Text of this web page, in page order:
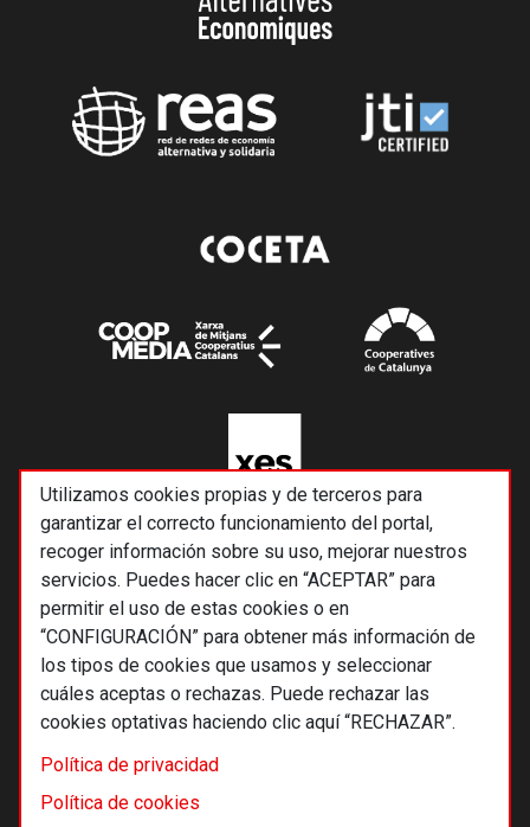
Utilizamos cookies propias y de terceros para
garantizar el correcto funcionamiento del portal,
recoger información sobre su uso, mejorar nuestros
servicios. Puedes hacer clic en “ACEPTAR” para
permitir el uso de estas cookies o en
“CONFIGURACIÓN” para obtener más información de
los tipos de cookies que usamos y seleccionar
cuáles aceptas o rechazas. Puede rechazar las
cookies optativas haciendo clic aquí “RECHAZAR”.
Política de privacidad
Política de cookies
© 2026 Alternativas económicas SCCL
Footer
Términos y condiciones de uso